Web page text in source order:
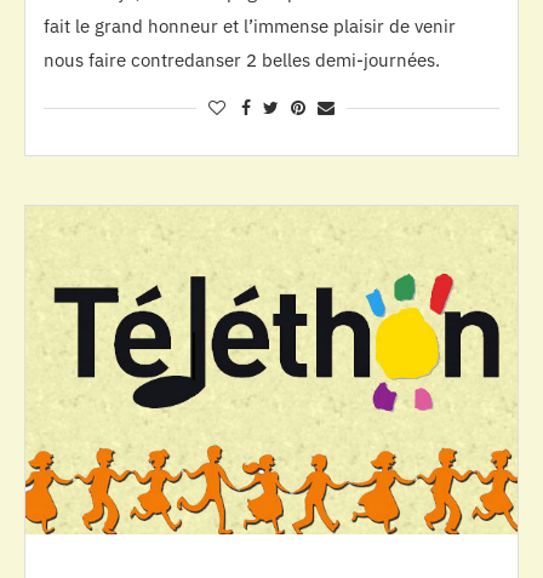
fait le grand honneur et l’immense plaisir de venir
nous faire contredanser 2 belles demi-journées.